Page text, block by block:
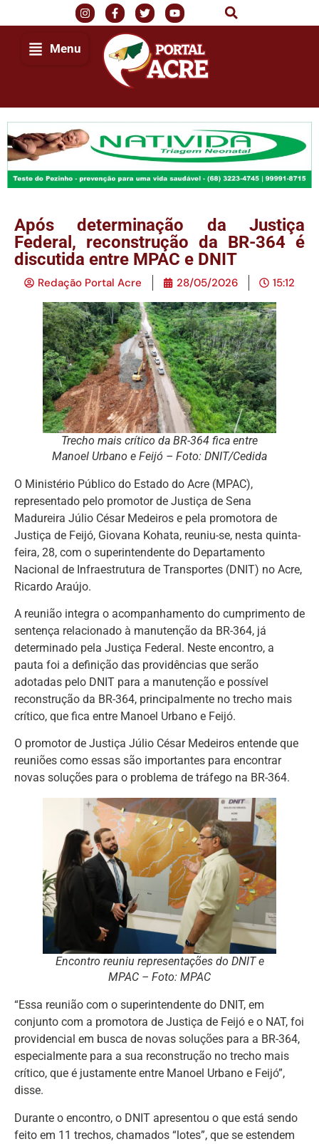
Menu
Após determinação da Justiça
Federal, reconstrução da BR-364 é
discutida entre MPAC e DNIT
Redação Portal Acre 28/05/2026 15:12
Trecho mais crítico da BR-364 fica entre
Manoel Urbano e Feijó – Foto: DNIT/Cedida
O Ministério Público do Estado do Acre (MPAC),
representado pelo promotor de Justiça de Sena
Madureira Júlio César Medeiros e pela promotora de
Justiça de Feijó, Giovana Kohata, reuniu-se, nesta quinta-
feira, 28, com o superintendente do Departamento
Nacional de Infraestrutura de Transportes (DNIT) no Acre,
Ricardo Araújo.
A reunião integra o acompanhamento do cumprimento de
sentença relacionado à manutenção da BR-364, já
determinado pela Justiça Federal. Neste encontro, a
pauta foi a definição das providências que serão
adotadas pelo DNIT para a manutenção e possível
reconstrução da BR-364, principalmente no trecho mais
crítico, que fica entre Manoel Urbano e Feijó.
O promotor de Justiça Júlio César Medeiros entende que
reuniões como essas são importantes para encontrar
novas soluções para o problema de tráfego na BR-364.
Encontro reuniu representações do DNIT e
MPAC – Foto: MPAC
“Essa reunião com o superintendente do DNIT, em
conjunto com a promotora de Justiça de Feijó e o NAT, foi
providencial em busca de novas soluções para a BR-364,
especialmente para a sua reconstrução no trecho mais
crítico, que é justamente entre Manoel Urbano e Feijó”,
disse.
Durante o encontro, o DNIT apresentou o que está sendo
feito em 11 trechos, chamados “lotes”, que se estendem